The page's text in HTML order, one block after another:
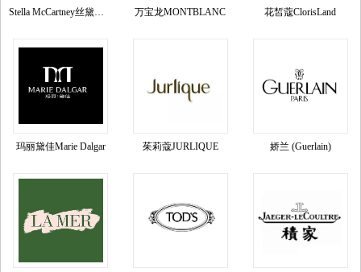
万宝龙MONTBLANC 花皙蔻ClorisLand
玛丽黛佳Marie Dalgar 茱莉蔻JURLIQUE 娇兰 (Guerlain)